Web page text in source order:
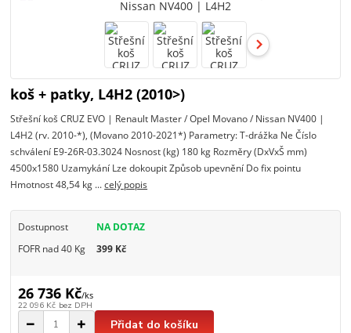
koš + patky, L4H2 (2010>)
Střešní koš CRUZ EVO | Renault Master / Opel Movano / Nissan NV400 |
L4H2 (rv. 2010-*), (Movano 2010-2021*) Parametry: T-drážka Ne Číslo
schválení E9-26R-03.3024 Nosnost (kg) 180 kg Rozměry (DxVxŠ mm)
4500x1580 Uzamykání Lze dokoupit Způsob upevnění Do fix pointu
Hmotnost 48,54 kg ...celý popis
Dostupnost
NA DOTAZ
FOFR nad 40 Kg
399 Kč
26 736 Kč/ks
22 096 Kč bez DPH
Přidat do košíku